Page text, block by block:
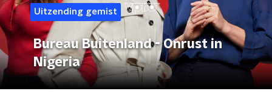
Uitzending gemist
Bureau Buitenland - Onrust in
Nigeria